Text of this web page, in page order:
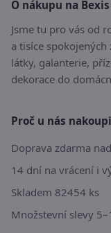
O nákupu na Bexis
Jsme tu pro vás od
a tisíce
látky, galanterie,
dekorace do
Proč u nás
Doprava zdarma
14 dní na vrácení i
Skladem 82454 ks
Množstevní slevy